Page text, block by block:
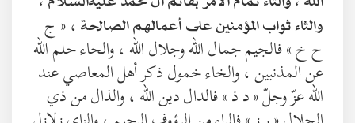
والثاء ثواب المؤمنين على أعمالهم الصالحة، « ج
ح خ » فالجيم جمال الله وجلال الله ، والحاء حلم الله
عن المذنبين ، والخاء خمول ذكر أهل المعاصي عند
الله عزّ وجلّ « د ذ » فالدال دين الله ، والذال من ذي